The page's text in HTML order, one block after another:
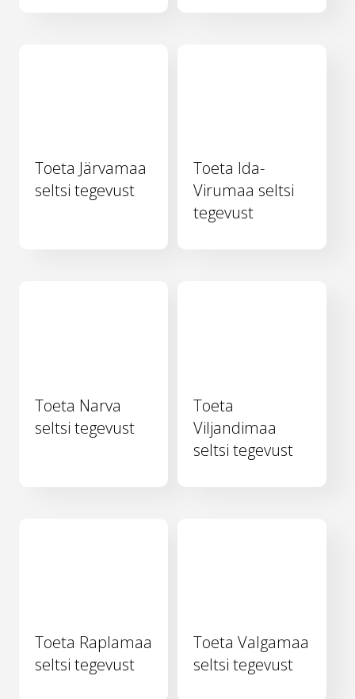
Toeta Järvamaa
seltsi tegevust
Toeta Ida-
Virumaa seltsi
tegevust
Toeta Narva
seltsi tegevust
Toeta
Viljandimaa
seltsi tegevust
Toeta Raplamaa
seltsi tegevust
Toeta Valgamaa
seltsi tegevust